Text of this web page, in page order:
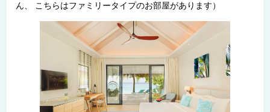
ん、 こちらはファミリータイプのお部屋があります）